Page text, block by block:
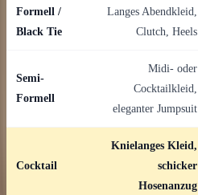
Formell /
Black Tie
Langes Abendkleid,
Clutch, Heels
Semi-
Formell
Midi- oder
Cocktailkleid,
eleganter Jumpsuit
Cocktail
Knielanges Kleid,
schicker
Hosenanzug